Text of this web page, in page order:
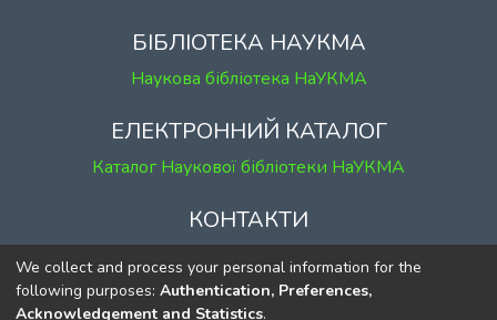
БІБЛІОТЕКА НАУКМА
Наукова бібліотека НаУКМА
ЕЛЕКТРОННИЙ КАТАЛОГ
Каталог Наукової бібліотеки НаУКМА
КОНТАКТИ
м. Київ, вул. Григорія Сковороди, 2
к. 1, к. 120
We collect and process your personal information for the
following purposes: Authentication, Preferences,
Acknowledgement and Statistics.